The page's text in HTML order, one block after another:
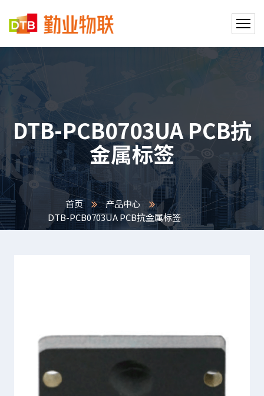
DTB-PCB0703UA PCB抗
金属标签
首页
产品中心
DTB-PCB0703UA PCB抗金属标签